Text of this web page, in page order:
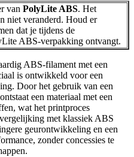
van PolyLite ABS. Het
niet veranderd. Houd er
dat je tijdens de
ABS-verpakking ontvangt.
ABS-filament met een
is ontwikkeld voor een
Door het gebruik van een
een materiaal met een
wat het printproces
met klassiek ABS
geurontwikkeling en een
zonder concessies te